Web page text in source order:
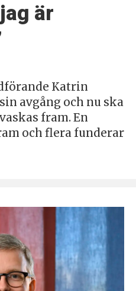
är
Katrin
avgång och nu ska
fram. En
och flera funderar